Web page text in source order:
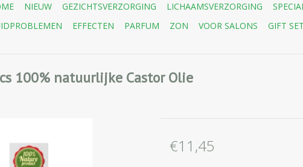
NIEUW GEZICHTSVERZORGING LICHAAMSVERZORGING
EFFECTEN PARFUM ZON VOOR SALONS GIFT
100% natuurlijke Castor Olie
€11,45